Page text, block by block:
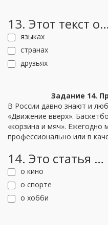
13. Этот текст
языках
странах
друзьях
Задание 14.
В России давно знают и
«Движение вверх».
«корзина и мяч».
профессионально или в
14. Это статья …
о кино
о спорте
о хобби